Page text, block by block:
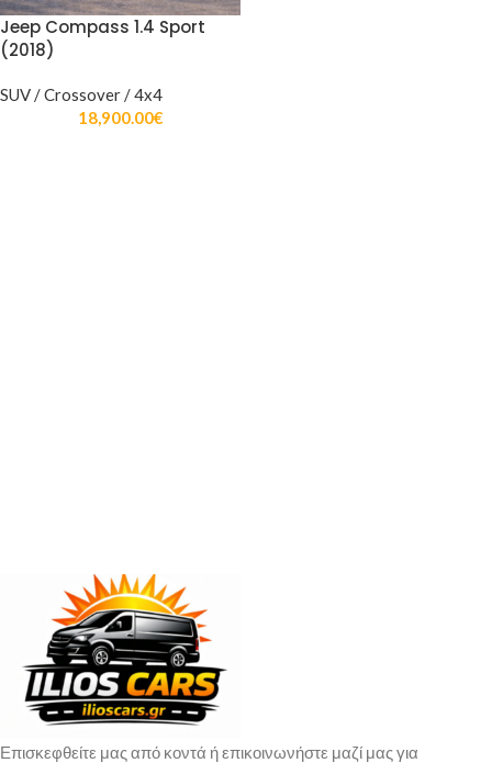
Jeep Compass 1.4 Sport
(2018)
SUV / Crossover / 4x4
18,900.00€
Επισκεφθείτε μας από κοντά ή επικοινωνήστε μαζί μας για